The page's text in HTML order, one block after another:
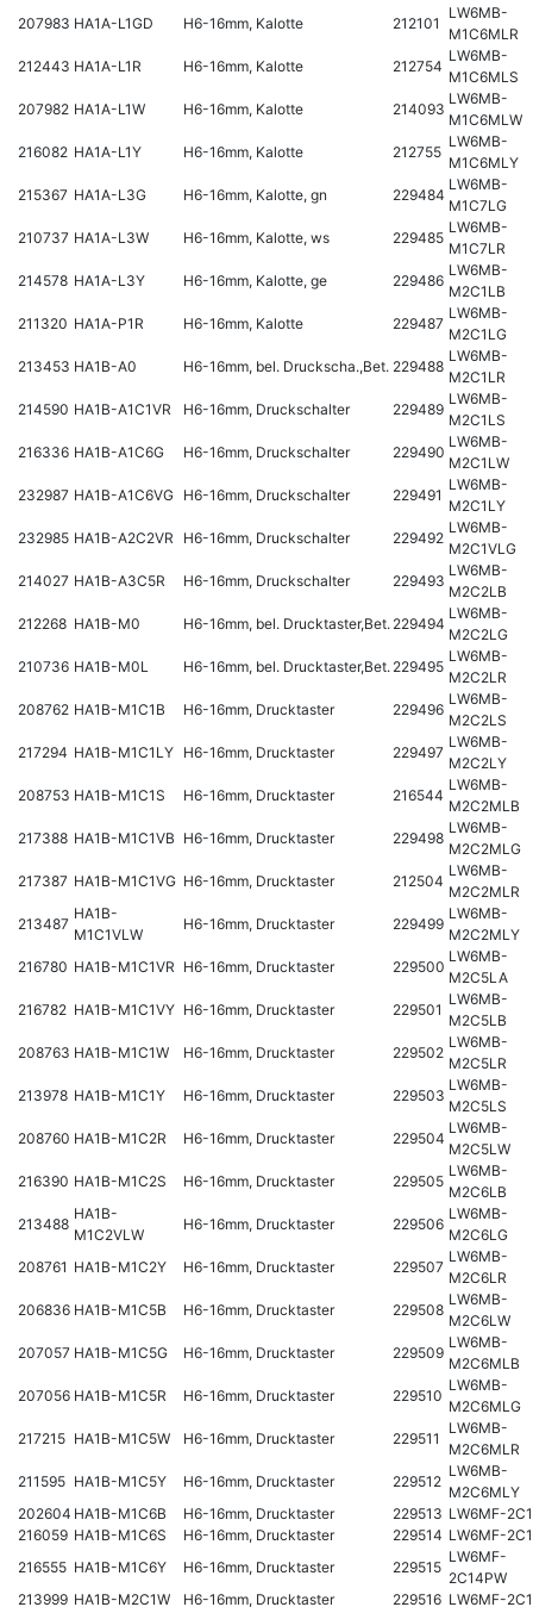
207983 HA1A-L1GD H6-16mm, Kalotte 212101
LW6MB-
M1C6MLR
212443 HA1A-L1R H6-16mm, Kalotte 212754
LW6MB-
M1C6MLS
207982 HA1A-L1W H6-16mm, Kalotte 214093
LW6MB-
M1C6MLW
216082 HA1A-L1Y H6-16mm, Kalotte 212755
LW6MB-
M1C6MLY
215367 HA1A-L3G H6-16mm, Kalotte, gn 229484
LW6MB-
M1C7LG
210737 HA1A-L3W H6-16mm, Kalotte, ws 229485
LW6MB-
M1C7LR
214578 HA1A-L3Y H6-16mm, Kalotte, ge 229486
LW6MB-
M2C1LB
211320 HA1A-P1R H6-16mm, Kalotte 229487
LW6MB-
M2C1LG
213453 HA1B-A0 H6-16mm, bel. Druckscha.,Bet. 229488
LW6MB-
M2C1LR
214590 HA1B-A1C1VR H6-16mm, Druckschalter 229489
LW6MB-
M2C1LS
216336 HA1B-A1C6G H6-16mm, Druckschalter 229490
LW6MB-
M2C1LW
232987 HA1B-A1C6VG H6-16mm, Druckschalter 229491
LW6MB-
M2C1LY
232985 HA1B-A2C2VR H6-16mm, Druckschalter 229492
LW6MB-
M2C1VLG
214027 HA1B-A3C5R H6-16mm, Druckschalter 229493
LW6MB-
M2C2LB
212268 HA1B-M0 H6-16mm, bel. Drucktaster,Bet. 229494
LW6MB-
M2C2LG
210736 HA1B-M0L H6-16mm, bel. Drucktaster,Bet. 229495
LW6MB-
M2C2LR
208762 HA1B-M1C1B H6-16mm, Drucktaster 229496
LW6MB-
M2C2LS
217294 HA1B-M1C1LY H6-16mm, Drucktaster 229497
LW6MB-
M2C2LY
208753 HA1B-M1C1S H6-16mm, Drucktaster 216544
LW6MB-
M2C2MLB
217388 HA1B-M1C1VB H6-16mm, Drucktaster 229498
LW6MB-
M2C2MLG
217387 HA1B-M1C1VG H6-16mm, Drucktaster 212504
LW6MB-
M2C2MLR
213487
HA1B-
M1C1VLW
H6-16mm, Drucktaster 229499
LW6MB-
M2C2MLY
216780 HA1B-M1C1VR H6-16mm, Drucktaster 229500
LW6MB-
M2C5LA
216782 HA1B-M1C1VY H6-16mm, Drucktaster 229501
LW6MB-
M2C5LB
208763 HA1B-M1C1W H6-16mm, Drucktaster 229502
LW6MB-
M2C5LR
213978 HA1B-M1C1Y H6-16mm, Drucktaster 229503
LW6MB-
M2C5LS
208760 HA1B-M1C2R H6-16mm, Drucktaster 229504
LW6MB-
M2C5LW
216390 HA1B-M1C2S H6-16mm, Drucktaster 229505
LW6MB-
M2C6LB
213488
HA1B-
M1C2VLW
H6-16mm, Drucktaster 229506
LW6MB-
M2C6LG
208761 HA1B-M1C2Y H6-16mm, Drucktaster 229507
LW6MB-
M2C6LR
206836 HA1B-M1C5B H6-16mm, Drucktaster 229508
LW6MB-
M2C6LW
207057 HA1B-M1C5G H6-16mm, Drucktaster 229509
LW6MB-
M2C6MLB
207056 HA1B-M1C5R H6-16mm, Drucktaster 229510
LW6MB-
M2C6MLG
217215 HA1B-M1C5W H6-16mm, Drucktaster 229511
LW6MB-
M2C6MLR
211595 HA1B-M1C5Y H6-16mm, Drucktaster 229512
LW6MB-
M2C6MLY
202604 HA1B-M1C6B H6-16mm, Drucktaster 229513 LW6MF-
216059 HA1B-M1C6S H6-16mm, Drucktaster 229514 LW6MF-
216555 HA1B-M1C6Y H6-16mm, Drucktaster 229515
LW6MF-
2C14PW
213999 HA1B-M2C1W H6-16mm, Drucktaster 229516 LW6MF-